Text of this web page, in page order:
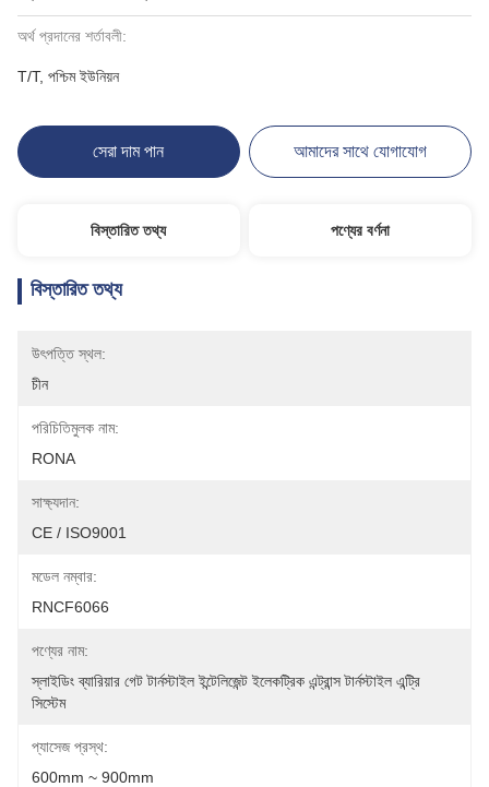
অর্থ প্রদানের শর্তাবলী:
T/T, পশ্চিম ইউনিয়ন
সেরা দাম পান আমাদের সাথে যোগাযোগ
বিস্তারিত তথ্য পণ্যের বর্ণনা
বিস্তারিত তথ্য
উৎপত্তি স্থল:
চীন
পরিচিতিমুলক নাম:
RONA
সাক্ষ্যদান:
CE / ISO9001
মডেল নম্বার:
RNCF6066
পণ্যের নাম:
স্লাইডিং ব্যারিয়ার গেট টার্নস্টাইল ইন্টেলিজেন্ট ইলেকট্রিক এন্ট্রান্স টার্নস্টাইল এন্ট্রি
সিস্টেম
প্যাসেজ প্রস্থ:
600mm ~ 900mm